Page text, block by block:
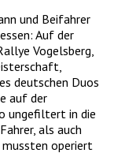
und Beifahrer
Auf der
Vogelsberg,
deutschen Duos
auf der
ungefiltert in die
als auch
operiert